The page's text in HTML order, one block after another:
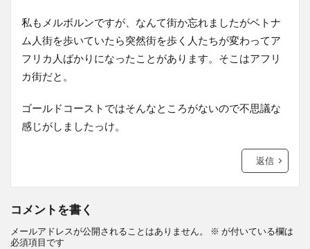
私もメルボルンですが、なんて街か忘れましたがベトナ
ム人街を歩いていたら突然街を歩く人たちが変わってア
フリカ人ばかりになったことがあります。そこはアフリ
カ街だと。
ゴールドコーストではそんなところがないので不思議な
感じがしましたっけ。
返信
コメントを書く
メールアドレスが公開されることはありません。 ※ が付いている欄は
必須項目です